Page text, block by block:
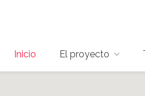
Inicio El proyecto